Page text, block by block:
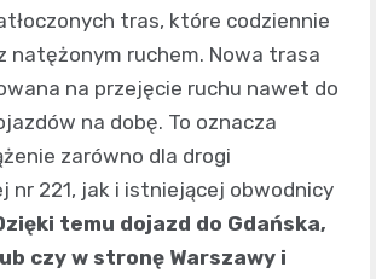
tras, które codziennie
natężonym ruchem. Nowa trasa
na przejęcie ruchu nawet do
na dobę. To oznacza
zarówno dla drogi
nr 221, jak i istniejącej obwodnicy
temu dojazd do Gdańska,
czy w stronę Warszawy i